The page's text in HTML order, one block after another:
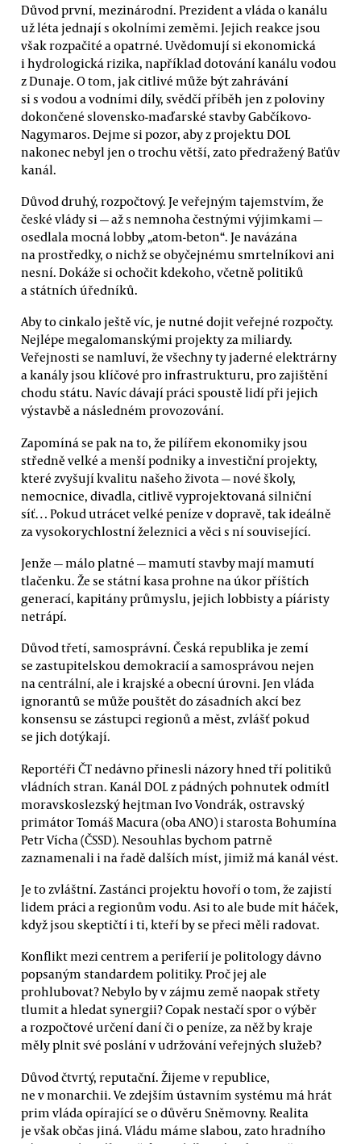
Důvod první, mezinárodní. Prezident a vláda o kanálu
už léta jednají s okolními zeměmi. Jejich reakce jsou
však rozpačité a opatrné. Uvědomují si ekonomická
i hydrologická rizika, například dotování kanálu vodou
z Dunaje. O tom, jak citlivé může být zahrávání
si s vodou a vodními díly, svědčí příběh jen z poloviny
dokončené slovensko-maďarské stavby Gabčíkovo-
Nagymaros. Dejme si pozor, aby z projektu DOL
nakonec nebyl jen o trochu větší, zato předražený Baťův
kanál.
Důvod druhý, rozpočtový. Je veřejným tajemstvím, že
české vlády si — až s nemnoha čestnými výjimkami —
osedlala mocná lobby „atom-beton“. Je navázána
na prostředky, o nichž se obyčejnému smrtelníkovi ani
nesní. Dokáže si ochočit kdekoho, včetně politiků
a státních úředníků.
Aby to cinkalo ještě víc, je nutné dojit veřejné rozpočty.
Nejlépe megalomanskými projekty za miliardy.
Veřejnosti se namluví, že všechny ty jaderné elektrárny
a kanály jsou klíčové pro infrastrukturu, pro zajištění
chodu státu. Navíc dávají práci spoustě lidí při jejich
výstavbě a následném provozování.
Zapomíná se pak na to, že pilířem ekonomiky jsou
středně velké a menší podniky a investiční projekty,
které zvyšují kvalitu našeho života — nové školy,
nemocnice, divadla, citlivě vyprojektovaná silniční
síť… Pokud utrácet velké peníze v dopravě, tak ideálně
za vysokorychlostní železnici a věci s ní související.
Jenže — málo platné — mamutí stavby mají mamutí
tlačenku. Že se státní kasa prohne na úkor příštích
generací, kapitány průmyslu, jejich lobbisty a píáristy
netrápí.
Důvod třetí, samosprávní. Česká republika je zemí
se zastupitelskou demokracií a samosprávou nejen
na centrální, ale i krajské a obecní úrovni. Jen vláda
ignorantů se může pouštět do zásadních akcí bez
konsensu se zástupci regionů a měst, zvlášť pokud
se jich dotýkají.
Reportéři ČT nedávno přinesli názory hned tří politiků
vládních stran. Kanál DOL z pádných pohnutek odmítl
moravskoslezský hejtman Ivo Vondrák, ostravský
primátor Tomáš Macura (oba ANO) i starosta Bohumína
Petr Vícha (ČSSD). Nesouhlas bychom patrně
zaznamenali i na řadě dalších míst, jimiž má kanál vést.
Je to zvláštní. Zastánci projektu hovoří o tom, že zajistí
lidem práci a regionům vodu. Asi to ale bude mít háček,
když jsou skeptičtí i ti, kteří by se přeci měli radovat.
Konflikt mezi centrem a periferií je politology dávno
popsaným standardem politiky. Proč jej ale
prohlubovat? Nebylo by v zájmu země naopak střety
tlumit a hledat synergii? Copak nestačí spor o výběr
a rozpočtové určení daní či o peníze, za něž by kraje
měly plnit své poslání v udržování veřejných služeb?
Důvod čtvrtý, reputační. Žijeme v republice,
ne v monarchii. Ve zdejším ústavním systému má hrát
prim vláda opírající se o důvěru Sněmovny. Realita
je však občas jiná. Vládu máme slabou, zato hradního